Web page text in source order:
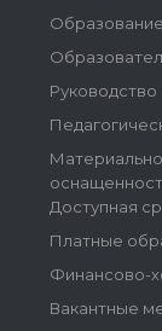
Образование
Руководство
Доступная
Платные
Финансово-
Вакантные